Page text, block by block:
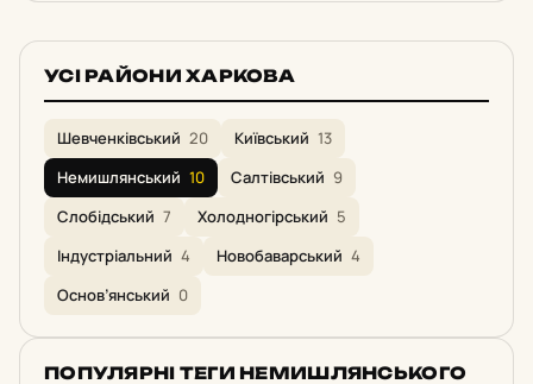
УСІ РАЙОНИ ХАРКОВА
Шевченківський 20 Київський 13
Немишлянський 10 Салтівський 9
Слобідський 7 Холодногірський 5
Індустріальний 4 Новобаварський 4
Основ’янський 0
ПОПУЛЯРНІ ТЕГИ НЕМИШЛЯНСЬКОГО